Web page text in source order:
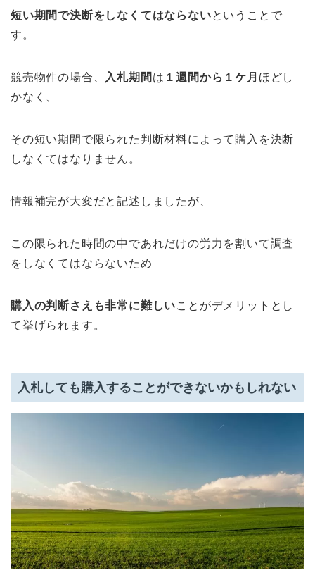
短い期間で決断をしなくてはならないということで
す。
競売物件の場合、 入札期間 は １週間から１ケ月 ほどし
かなく、
その短い期間で限られた判断材料によって購入を決断
しなくてはなりません。
情報補完が大変だと記述しましたが、
この限られた時間の中であれだけの労力を割いて調査
をしなくてはならないため
購入の判断さえも非常に難しいことがデメリットとし
て挙げられます。
入札しても購入することができないかもしれない